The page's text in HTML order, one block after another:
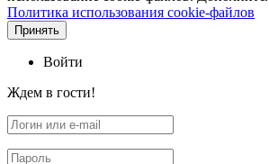
Политика использования cookie-файлов
Принять
Войти
Ждем в гости!